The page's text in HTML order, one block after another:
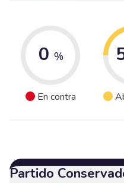
0 %
En contra
Partido